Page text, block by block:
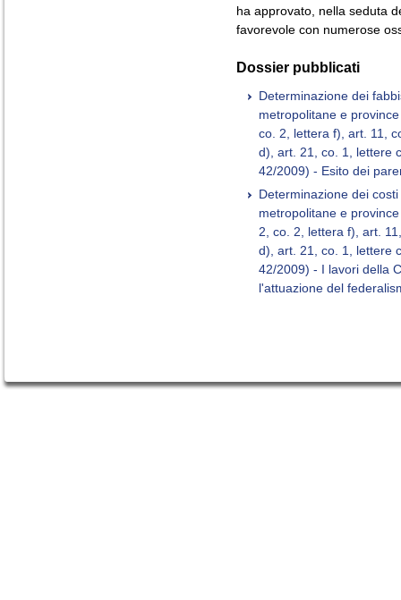
ha approvato, nella seduta
favorevole con numerose
Dossier pubblicati
Determinazione dei
metropolitane e
co. 2, lettera f), art. 11,
d), art. 21, co. 1, lettere
42/2009) - Esito dei
Determinazione dei
metropolitane e
2, co. 2, lettera f), art.
d), art. 21, co. 1, lettere
42/2009) - I lavori della
l'attuazione del